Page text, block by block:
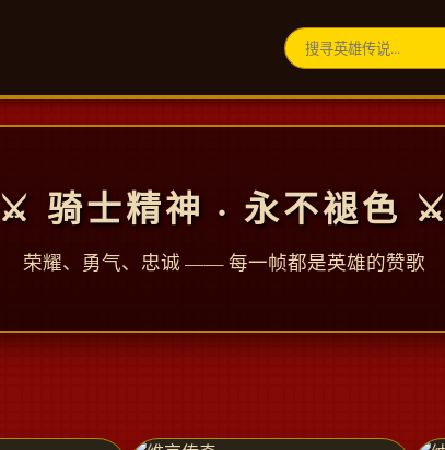
⚔️ 骑士精神 · 永不褪色 ⚔️
荣耀、勇气、忠诚 —— 每一帧都是英雄的赞歌